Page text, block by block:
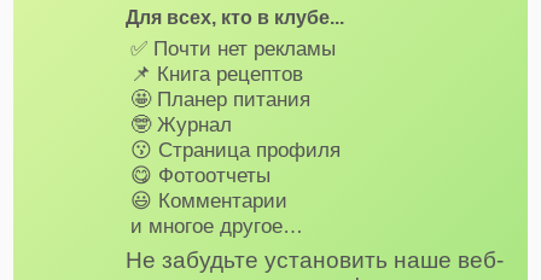
Для всех, кто в клубе...
✅ Почти нет рекламы
📌 Книга рецептов
🤩 Планер питания
🤓 Журнал
😗 Страница профиля
😋 Фотоотчеты
😃 Комментарии
и многое другое…
Не забудьте установить наше веб-